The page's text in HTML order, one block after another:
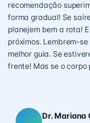
recomendação
forma gradual! Se
planejem bem a rota!
próximos. Lembrem-
melhor guia. Se
frente! Mas se o corpo
Dr. Mariana